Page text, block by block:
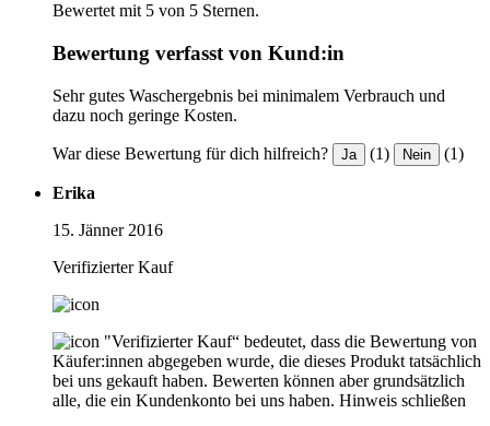
Bewertet mit 5 von 5 Sternen.
Bewertung verfasst von Kund:in
Sehr gutes Waschergebnis bei minimalem Verbrauch und
dazu noch geringe Kosten.
War diese Bewertung für dich hilfreich? Ja (1) Nein (1)
Erika
15. Jänner 2016
Verifizierter Kauf
"Verifizierter Kauf“ bedeutet, dass die Bewertung von
Käufer:innen abgegeben wurde, die dieses Produkt tatsächlich
bei uns gekauft haben. Bewerten können aber grundsätzlich
alle, die ein Kundenkonto bei uns haben. Hinweis schließen